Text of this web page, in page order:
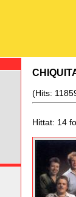
(Hits:
Hittat: 14